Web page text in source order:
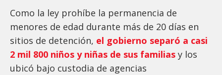
Como la ley prohíbe la permanencia de
menores de edad durante más de 20 días en
sitios de detención, el gobierno separó a casi
2 mil 800 niños y niñas de sus familias y los
ubicó bajo custodia de agencias